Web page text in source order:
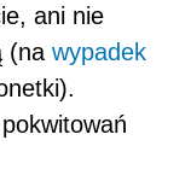
ani nie
(na wypadek